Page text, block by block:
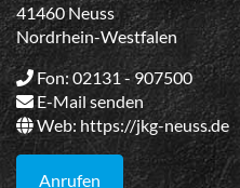
41460 Neuss
Nordrhein-Westfalen
Fon: 02131 - 907500
E-Mail senden
Web: https://jkg-neuss.de
Anrufen